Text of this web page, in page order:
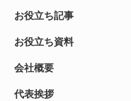
お役立ち記事
お役立ち資料
会社概要
代表挨拶